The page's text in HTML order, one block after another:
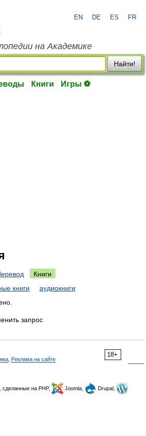
EN DE ES FR
на Академике
Найти!
Книги Игры ⚽
Книги
книги
аудиокниги
запрос
18+
Реклама на сайте
, сделанные на PHP, Joomla,
Drupal,